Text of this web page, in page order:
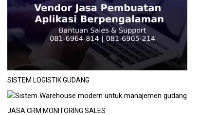
SISTEM LOGISTIK GUDANG
JASA CRM MONITORING SALES